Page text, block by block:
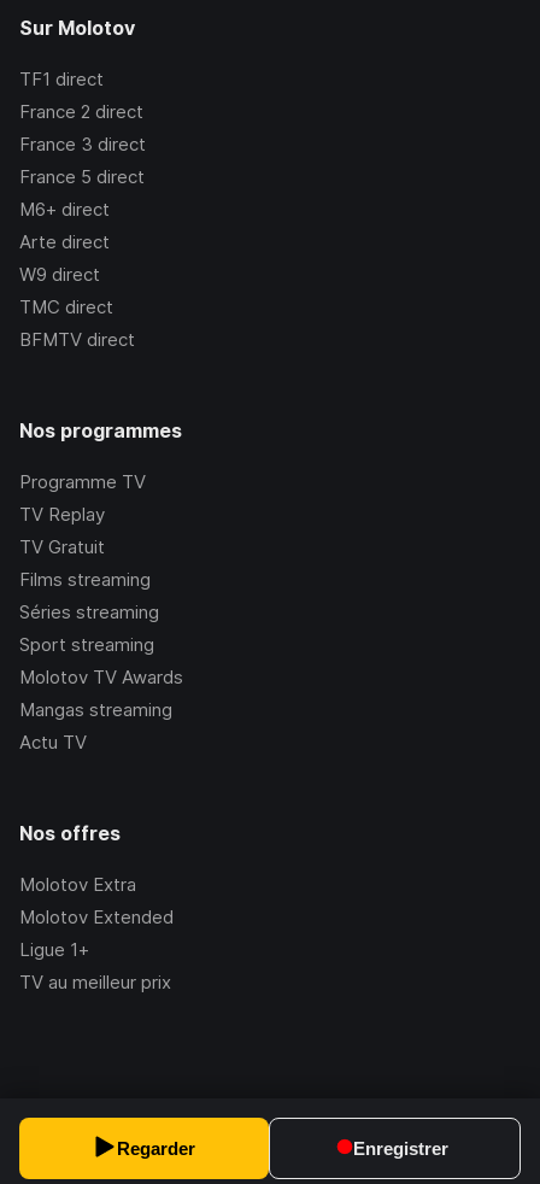
Regarder Enregistrer
Sur Molotov
TF1 direct
France 2 direct
France 3 direct
France 5 direct
M6+ direct
Arte direct
W9 direct
TMC direct
BFMTV direct
Nos programmes
Programme TV
TV Replay
TV Gratuit
Films streaming
Séries streaming
Sport streaming
Molotov TV Awards
Mangas streaming
Actu TV
Nos offres
Molotov Extra
Molotov Extended
Ligue 1+
TV au meilleur prix
2.228.1